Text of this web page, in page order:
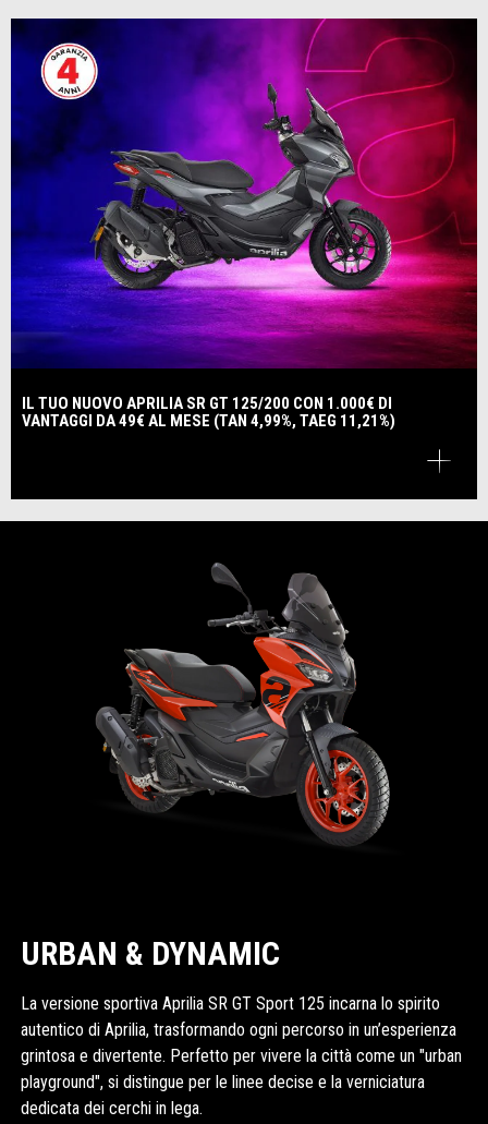
IL TUO NUOVO APRILIA SR GT 125/200 CON 1.000€ DI
VANTAGGI DA 49€ AL MESE (TAN 4,99%, TAEG 11,21%)
URBAN & DYNAMIC
La versione sportiva Aprilia SR GT Sport 125 incarna lo spirito
autentico di Aprilia, trasformando ogni percorso in un’esperienza
grintosa e divertente. Perfetto per vivere la città come un "urban
playground", si distingue per le linee decise e la verniciatura
dedicata dei cerchi in lega.